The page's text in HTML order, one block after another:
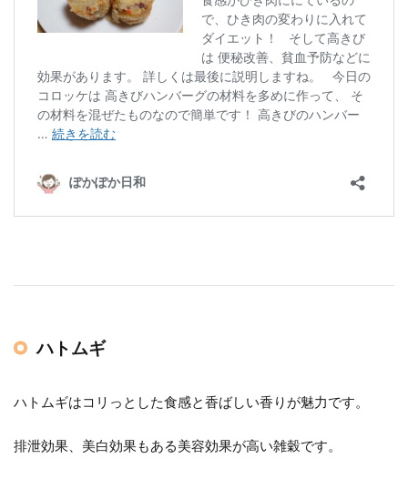
ハトムギ
ハトムギはコリっとした食感と香ばしい香りが魅力です。
排泄効果、美白効果もある美容効果が高い雑穀です。